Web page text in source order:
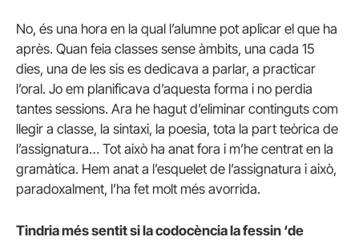
No, és una hora en la qual l’alumne pot aplicar el que ha
après. Quan feia classes sense àmbits, una cada 15
dies, una de les sis es dedicava a parlar, a practicar
l’oral. Jo em planificava d’aquesta forma i no perdia
tantes sessions. Ara he hagut d’eliminar continguts com
llegir a classe, la sintaxi, la poesia, tota la part teòrica de
l’assignatura… Tot això ha anat fora i m’he centrat en la
gramàtica. Hem anat a l’esquelet de l’assignatura i això,
paradoxalment, l’ha fet molt més avorrida.
Tindria més sentit si la codocència la fessin ‘de